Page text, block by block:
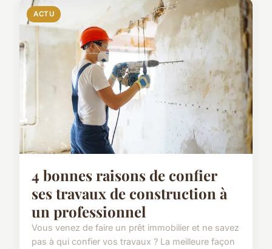
ACTU
4 bonnes raisons de confier
ses travaux de construction à
un professionnel
Vous venez de faire un prêt immobilier et ne savez
pas à qui confier vos travaux ? La meilleure façon